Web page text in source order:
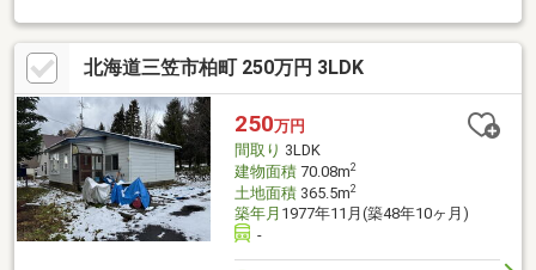
ドハウス用地にもおすすめです。お問合せの際は【物件番号
31389】とお伝えいただけるとスムーズにご対応できます。
北海道三笠市柏町 250万円 3LDK
250万円
間取り 3LDK
建物面積70.08m2
土地面積365.5m2
築年月 1977年11月(築48年10ヶ月)
-